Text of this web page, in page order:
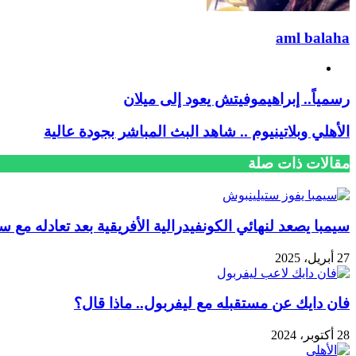
aml balaha
رسمياً.. إبراهيموفيتش يعود إلى ميلان
الأهلي وبلاتينيوم .. شاهد البث المباشر بجودة عالية
مقالات ذات صلة
سيمبا يصعد لنهائي الكونفيدرالية الأفريقية بعد تعادله مع
27 أبريل، 2025
فان دايك عن مستقبله مع ليفربول.. ماذا قال؟
28 أكتوبر، 2024